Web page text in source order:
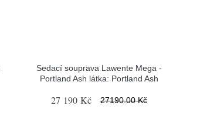
Sedací souprava Lawente Mega -
Portland Ash látka: Portland Ash
27 190 Kč 27190.00 Kč